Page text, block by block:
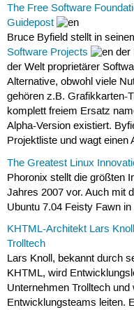
The Free Software
Guidepost
Bruce Byfield stellt in
Software Projects
der
der Welt proprietärer
Alternative, obwohl viele
gehören z.B. Grafikkarten-
komplett freiem Ersatz
Alpha-Version existiert.
Projektliste und wagt einen
The Greatest Linux
Phoronix stellt die größten
Jahres 2007 vor. Auch mit
Ubuntu 7.04 Feisty Fawn
KHTML-Architekt Lars
Trolltech
Lars Knoll, bekannt durch
KHTML, wird
Unternehmen Trolltech
Entwicklungsteams leiten.